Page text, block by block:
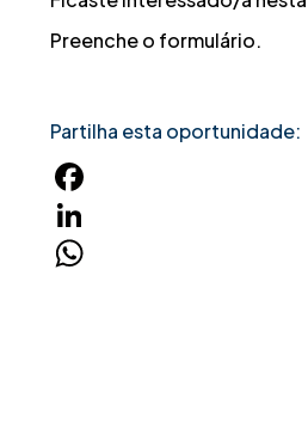
Preenche o formulário.
Partilha esta oportunidade:
Facebook
LinkedIn